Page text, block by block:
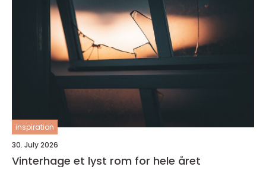
inspiration
30. July 2026
Vinterhage et lyst rom for hele året